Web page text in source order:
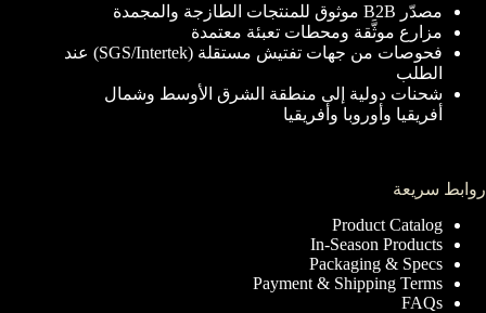
مصدّر B2B موثوق للمنتجات الطازجة والمجمدة
مزارع موثَّقة ومحطات تعبئة معتمدة
فحوصات من جهات تفتيش مستقلة (SGS/Intertek) عند
الطلب
شحنات دولية إلى منطقة الشرق الأوسط وشمال
أفريقيا وأوروبا وأفريقيا
روابط سريعة
Product Catalog
In-Season Products
Packaging & Specs
Payment & Shipping Terms
FAQs